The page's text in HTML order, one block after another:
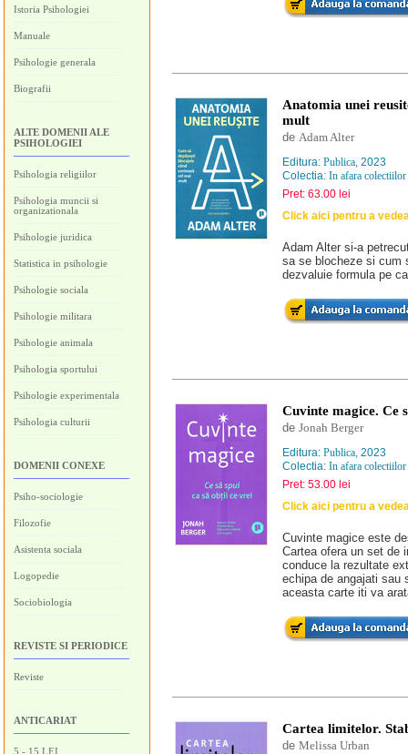
Istoria Psihologiei
Manuale
Psihologie generala
Biografii
ALTE DOMENII ALE
PSIHOLOGIEI
Psihologia religiilor
Psihologia muncii si
organizationala
Psihologie juridica
Statistica in psihologie
Psihologie sociala
Psihologie militara
Psihologie animala
Psihologia sportului
Psihologie experimentala
Psihologia culturii
DOMENII CONEXE
Psiho-sociologie
Filozofie
Asistenta sociala
Logopedie
Sociobiologia
REVISTE SI PERIODICE
Reviste
ANTICARIAT
5 - 15 LEI
Anatomia unei
mult
de Adam Alter
Editura: Publica, 2023
Colectia: In afara colectiilor
Pret: 63.00 lei
Click aici pentru a
Adam Alter si-a
sa se blocheze si cum
dezvaluie formula pe
Cuvinte magice. Ce
de Jonah Berger
Editura: Publica, 2023
Colectia: In afara colectiilor
Pret: 53.00 lei
Click aici pentru a
Cuvinte magice este
Cartea ofera un set de
conduce la rezultate
echipa de angajati sau
aceasta carte iti va
Cartea limitelor.
de Melissa Urban